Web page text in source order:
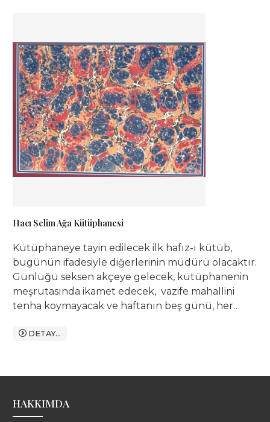
Hacı Selim Ağa Kütüphanesi
Kütüphaneye tayin edilecek ilk hafız-ı kütüb,
bugünün ifadesiyle diğerlerinin müdürü olacaktır.
Günlüğü seksen akçeye gelecek, kütüphanenin
meşrutasında ikamet edecek, vazife mahallini
tenha koymayacak ve haftanın beş günü, her
sahib-i fazl kimesne hafız-ı kütüb-ü evvel
DETAY...
HAKKIMDA